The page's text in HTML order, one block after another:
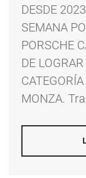
DESDE
SEMANA
PORSCHE
DE
MONZA.